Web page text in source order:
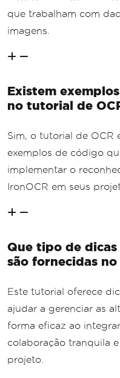
que trabalham com
imagens.
Existem
no tutorial de
Sim, o tutorial de OCR
exemplos de código
implementar o
IronOCR em seus
Que tipo de
são fornecidas
Este tutorial oferece
ajudar a gerenciar as
forma eficaz ao
colaboração tranquila
projeto.